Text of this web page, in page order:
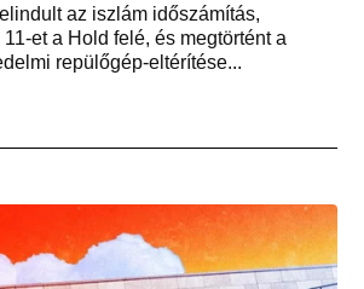
az iszlám időszámítás,
et a Hold felé, és megtörtént a
repülőgép-eltérítése...